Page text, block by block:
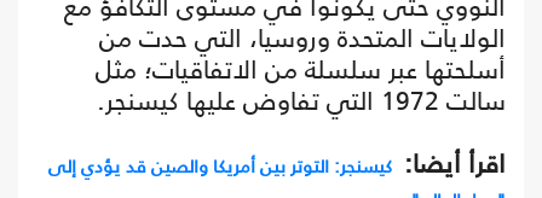
الولايات المتحدة وروسيا، التي حدت من
أسلحتها عبر سلسلة من الاتفاقيات؛ مثل
سالت 1972 التي تفاوض عليها كيسنجر.
اقرأ أيضا: كيسنجر: التوتر بين أمريكا والصين قد يؤدي إلى